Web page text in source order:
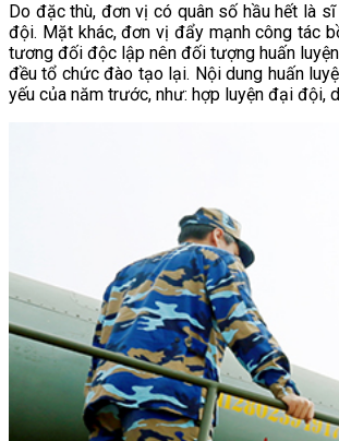
Do đặc thù, đơn vị có quân số hầu hết là
đội. Mặt khác, đơn vị đẩy mạnh công tác
tương đối độc lập nên đối tượng huấn
đều tổ chức đào tạo lại. Nội dung huấn
yếu của năm trước, như: hợp luyện đại đội,